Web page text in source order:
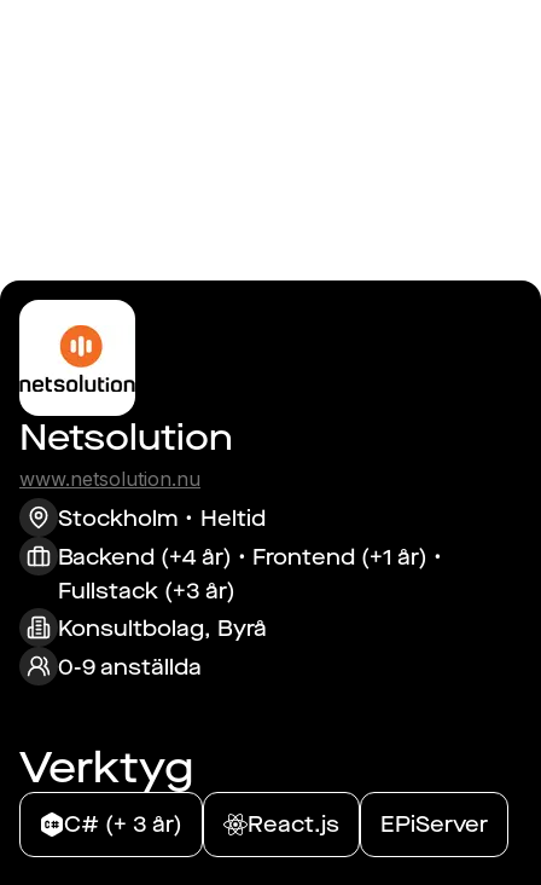
Netsolution
www.netsolution.nu
Stockholm
Heltid
Backend (+4 år) • Frontend (+1 år) •
Fullstack (+3 år)
Konsultbolag, Byrå
0-9 anställda
Verktyg
C# (+ 3 år) React.js EPiServer